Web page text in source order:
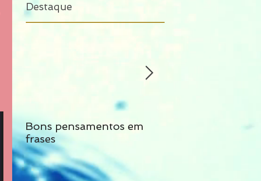
Destaque
Bons pensamentos em
frases
Não siga tais